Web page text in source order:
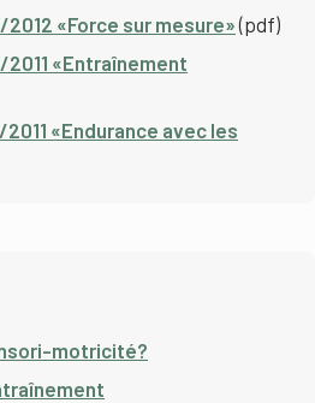
«Force sur mesure»(pdf)
«Entraînement
«Endurance avec les
motricité?